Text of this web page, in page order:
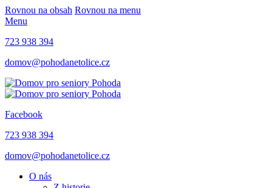
Rovnou na obsah Rovnou na menu
Menu
723 938 394
domov@pohodanetolice.cz
Facebook
723 938 394
domov@pohodanetolice.cz
O nás